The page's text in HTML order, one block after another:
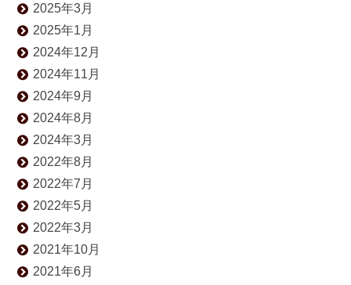
2025年3月
2025年1月
2024年12月
2024年11月
2024年9月
2024年8月
2024年3月
2022年8月
2022年7月
2022年5月
2022年3月
2021年10月
2021年6月